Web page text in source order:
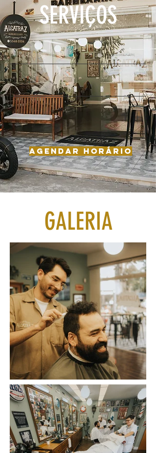
SERVIÇOS
Corte de cabelo
Barba
Corte e barba
agendar horário
GALERIA